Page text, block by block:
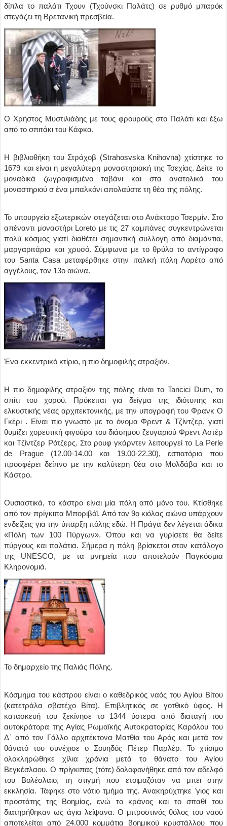
δίπλα το παλάτι Τχουν (Τχούνσκι Παλάτς) σε ρυθμό μπαρόκ
στεγάζει τη Βρετανική πρεσβεία.
Ο Χρήστος Μυστιλιάδης με τους φρουρούς στο Παλάτι και έξω
από το σπιτάκι του Κάφκα.
Η βιβλιοθήκη του Στράχοβ (Strahosvska Knihovna) χτίστηκε το
1679 και είναι η μεγαλύτερη μοναστηριακή της Τσεχίας. Δείτε το
μοναδικά ζωγραφισμένο ταβάνι και στα ανατολικά του
μοναστηριού σ ένα μπαλκόνι απολαύστε τη θέα της πόλης.
Το υπουργείο εξωτερικών στεγάζεται στο Ανάκτορο Τσερμίν. Στο
απέναντι μοναστήρι Loreto με τις 27 καμπάνες συγκεντρώνεται
πολύ κόσμος γιατί διαθέτει σημαντική συλλογή από διαμάντια,
μαργαριτάρια και χρυσό. Σύμφωνα με το θρύλο το αντίγραφο
του Santa Casa μεταφέρθηκε στην ιταλική πόλη Λορέτο από
αγγέλους, τον 13ο αιώνα.
Ένα εκκεντρικό κτίριο, η πιο δημοφιλής ατραξιόν.
Η πιο δημοφιλής ατραξιόν της πόλης είναι το Tancici Dum, το
σπίτι του χορού. Πρόκειται για δείγμα της ιδιότυπης και
ελκυστικής νέας αρχιτεκτονικής, με την υπογραφή του Φρανκ Ο
Γκέρι . Είναι πιο γνωστό με το όνομα Φρεντ & Τζίντζερ, γιατί
θυμίζει χορευτική φιγούρα του διάσημου ζευγαριού Φρεντ Αστέρ
και Τζίντζερ Ρότζερς. Στο ρουφ γκάρντεν λειτουργεί το La Perle
de Prague (12.00-14.00 και 19.00-22.30), εστιατόριο που
προσφέρει δείπνο με την καλύτερη θέα στο Μολδάβα και το
Κάστρο.
Ουσιαστικά, το κάστρο είναι μία πόλη από μόνο του. Κτίσθηκε
από τον πρίγκιπα Μποριβόϊ. Από τον 9ο κιόλας αιώνα υπάρχουν
ενδείξεις για την ύπαρξη πόλης εδώ. Η Πράγα δεν λέγεται άδικα
«Πόλη των 100 Πύργων». Όπου και να γυρίσετε θα δείτε
πύργους και παλάτια. Σήμερα η πόλη βρίσκεται στον κατάλογο
της UNESCO, με τα μνημεία που αποτελούν Παγκόσμια
Κληρονομιά.
Το δημαρχείο της Παλιάς Πόλης.
Κόσμημα του κάστρου είναι ο καθεδρικός ναός του Αγίου Βίτου
(κατετράλα σβατέχο Βίτα). Επιβλητικός σε γοτθικό ύφος. Η
κατασκευή του ξεκίνησε το 1344 ύστερα από διαταγή του
αυτοκράτορα της Αγίας Ρωμαϊκής Αυτοκρατορίας Καρόλου του
Δ΄ από τον Γάλλο αρχιτέκτονα Ματθία του Αράς και μετά τον
θάνατό του συνέχισε ο Σουηδός Πέτερ Παρλέρ. Το χτίσιμο
ολοκληρώθηκε χίλια χρόνια μετά το θάνατο του Αγίου
Βεγκέσλαου. Ο πρίγκιπας (τότε) δολοφονήθηκε από τον αδελφό
του Βολέσλαιο, τη στιγμή που ετοιμαζόταν να μπει στην
εκκλησία. Τάφηκε στο νότιο τμήμα της. Ανακηρύχτηκε ʼγιος και
προστάτης της Βοημίας, ενώ το κράνος και το σπαθί του
διατηρήθηκαν ως άγια λείψανα. Ο μπροστινός θόλος του ναού
αποτελείται από 24.000 κομμάτια βοημικού κρυστάλλου που